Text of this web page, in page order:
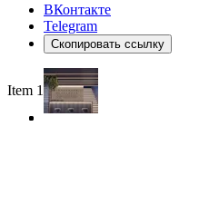
ВКонтакте
Telegram
Скопировать ссылку
Item 1 of 3